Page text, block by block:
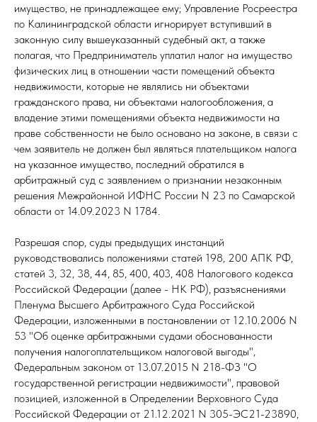
имущество, не принадлежащее ему; Управление Росреестра
по Калининградской области игнорирует вступивший в
законную силу вышеуказанный судебный акт, а также
полагая, что Предприниматель уплатил налог на имущество
физических лиц в отношении части помещений объекта
недвижимости, которые не являлись ни объектами
гражданского права, ни объектами налогообложения, а
владение этими помещениями объекта недвижимости на
праве собственности не было основано на законе, в связи с
чем заявитель не должен был являться плательщиком налога
на указанное имущество, последний обратился в
арбитражный суд с заявлением о признании незаконным
решения Межрайонной ИФНС России N 23 по Самарской
области от 14.09.2023 N 1784.
Разрешая спор, суды предыдущих инстанций
руководствовались положениями статей 198, 200 АПК РФ,
статей 3, 32, 38, 44, 85, 400, 403, 408 Налогового кодекса
Российской Федерации (далее - НК РФ), разъяснениями
Пленума Высшего Арбитражного Суда Российской
Федерации, изложенными в постановлении от 12.10.2006 N
53 "Об оценке арбитражными судами обоснованности
получения налогоплательщиком налоговой выгоды",
Федеральным законом от 13.07.2015 N 218-ФЗ "О
государственной регистрации недвижимости", правовой
позицией, изложенной в Определении Верховного Суда
Российской Федерации от 21.12.2021 N 305-ЭС21-23890,